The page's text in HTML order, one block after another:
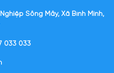
Sông Mây, Xã Bình Minh,
033 033